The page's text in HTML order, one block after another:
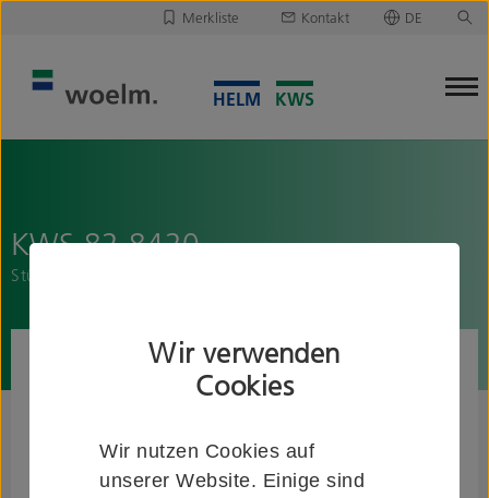
Wir verwenden
Cookies
Wir nutzen Cookies auf
unserer Website. Einige sind
Merkliste Kontakt DE
KWS 82.8420..
Stützklappgriff mit Federbelastung